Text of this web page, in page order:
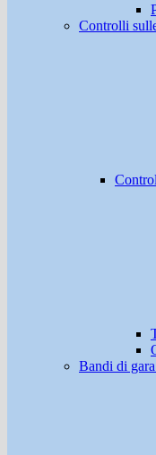
Controlli
Bandi di